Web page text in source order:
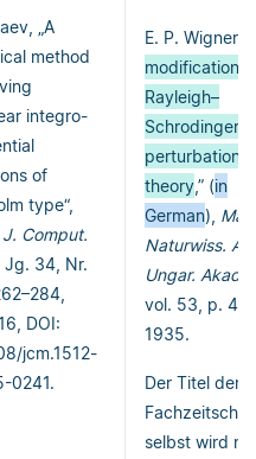
„A
method
integro-
of
type“,
J. Comput.
, Jg. 34, Nr.
DOI:
jcm.1512-
0241.
E. P. Wigner, “
modification
Rayleigh–
Schrodinger
perturbation
theory,” (in
German),
Naturwiss.
Ungar. Akad.
vol. 53, p.
1935.
Der Titel der
selbst wird